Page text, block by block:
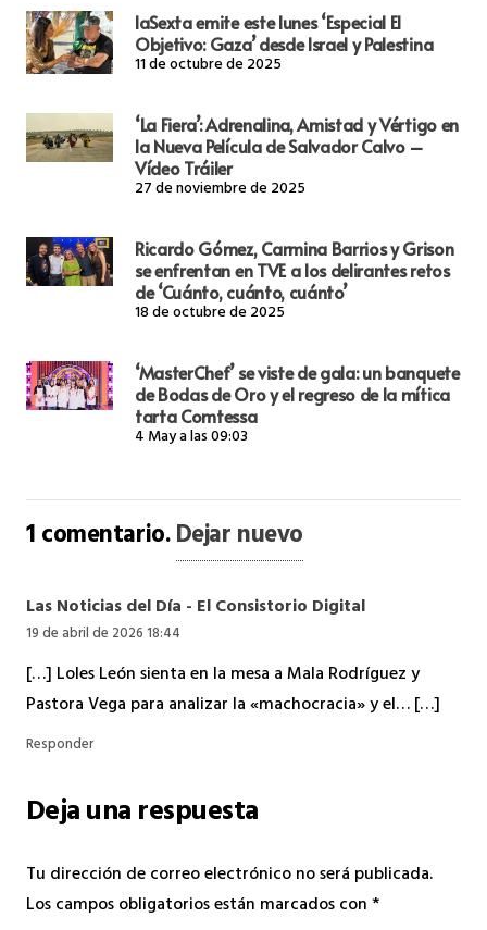
laSexta emite este lunes ‘Especial El
Objetivo: Gaza’ desde Israel y Palestina
11 de octubre de 2025
‘La Fiera’: Adrenalina, Amistad y Vértigo en
la Nueva Película de Salvador Calvo –
Vídeo Tráiler
27 de noviembre de 2025
Ricardo Gómez, Carmina Barrios y Grison
se enfrentan en TVE a los delirantes retos
de ‘Cuánto, cuánto, cuánto’
18 de octubre de 2025
‘MasterChef’ se viste de gala: un banquete
de Bodas de Oro y el regreso de la mítica
tarta Comtessa
4 May a las 09:03
1comentario.Dejar nuevo
Las Noticias del Día - El Consistorio Digital
19 de abril de 2026 18:44
[…] Loles León sienta en la mesa a Mala Rodríguez y
Pastora Vega para analizar la «machocracia» y el… […]
Responder
Deja una respuesta
Tu dirección de correo electrónico no será publicada.
Los campos obligatorios están marcados con*